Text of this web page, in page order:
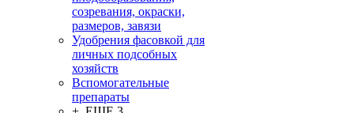
созревания, окраски,
размеров, завязи
Удобрения фасовкой для
личных подсобных
хозяйств
Вспомогательные
препараты